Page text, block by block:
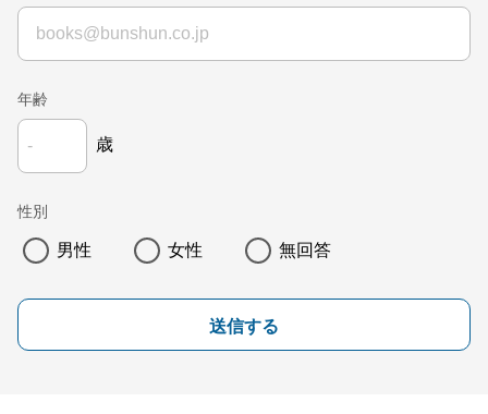
年齢
歳
性別
男性 女性 無回答
送信する